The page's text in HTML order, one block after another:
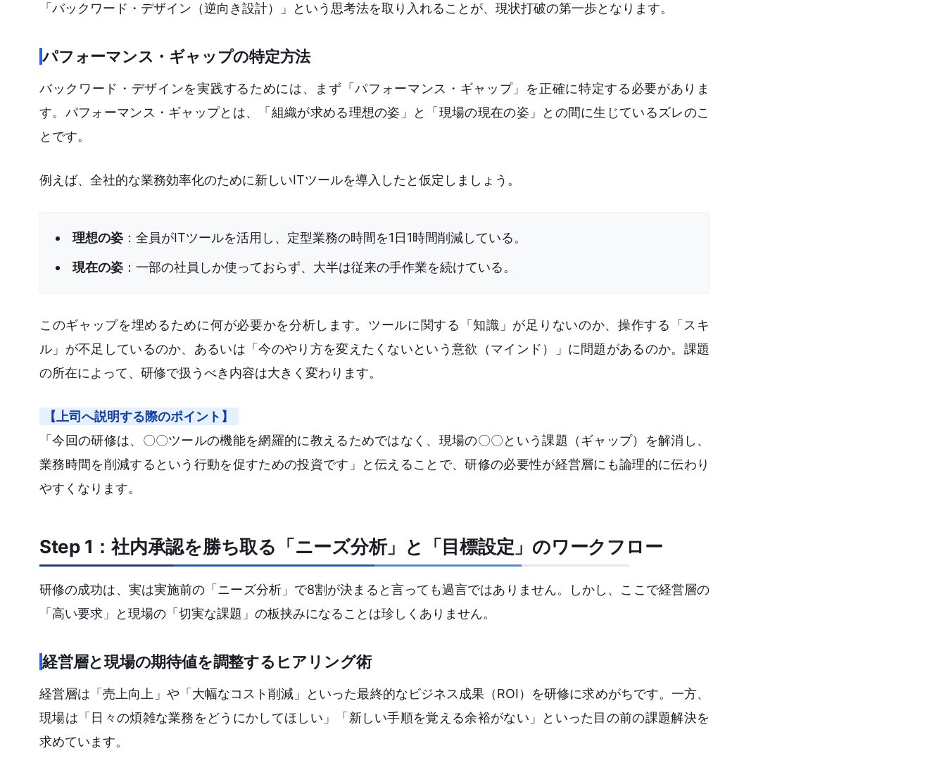
「バックワード・デザイン（逆向き設計）」という思考法を取り入れることが、現状打破の第一歩となります。
パフォーマンス・ギャップの特定方法
バックワード・デザインを実践するためには、まず「パフォーマンス・ギャップ」を正確に特定する必要がありま
す。パフォーマンス・ギャップとは、「組織が求める理想の姿」と「現場の現在の姿」との間に生じているズレのこ
とです。
例えば、全社的な業務効率化のために新しいITツールを導入したと仮定しましょう。
理想の姿 ：全員がITツールを活用し、定型業務の時間を1日1時間削減している。
現在の姿 ：一部の社員しか使っておらず、大半は従来の手作業を続けている。
このギャップを埋めるために何が必要かを分析します。ツールに関する「知識」が足りないのか、操作する「スキ
ル」が不足しているのか、あるいは「今のやり方を変えたくないという意欲（マインド）」に問題があるのか。課題
の所在によって、研修で扱うべき内容は大きく変わります。
【上司へ説明する際のポイント】
「今回の研修は、〇〇ツールの機能を網羅的に教えるためではなく、現場の〇〇という課題（ギャップ）を解消し、
業務時間を削減するという行動を促すための投資です」と伝えることで、研修の必要性が経営層にも論理的に伝わり
やすくなります。
Step 1：社内承認を勝ち取る「ニーズ分析」と「目標設定」のワークフロー
研修の成功は、実は実施前の「ニーズ分析」で8割が決まると言っても過言ではありません。しかし、ここで経営層の
「高い要求」と現場の「切実な課題」の板挟みになることは珍しくありません。
経営層と現場の期待値を調整するヒアリング術
経営層は「売上向上」や「大幅なコスト削減」といった最終的なビジネス成果（ROI）を研修に求めがちです。一方、
現場は「日々の煩雑な業務をどうにかしてほしい」「新しい手順を覚える余裕がない」といった目の前の課題解決を
求めています。